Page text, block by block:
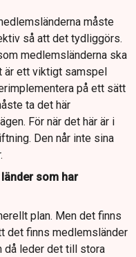
måste
så att det tydliggörs.
medlemsländerna ska
är ett viktigt samspel
på ett sätt
ta det här
För när det här är i
Den når inte sina
som har
plan. Men det finns
det finns medlemsländer
då leder det till stora